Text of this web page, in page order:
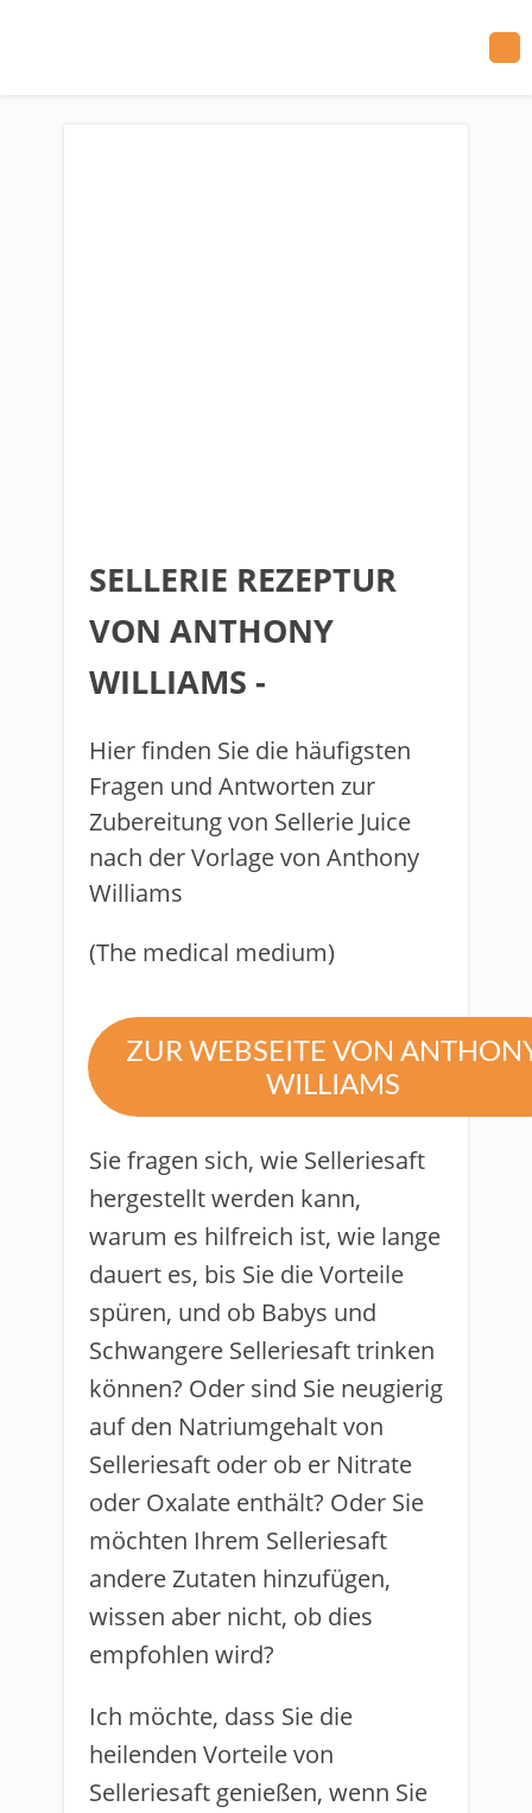
​SELLERIE REZEPTUR
VON ANTHONY
WILLIAMS -
Hier finden Sie die häufigsten
Fragen und Antworten zur
Zubereitungvon Sellerie Juice
nach der Vorlage von Anthony
Williams
(The medical medium)
ZUR WEBSEITE VON
WILLIAMS
​Sie fragen sich, wie Selleriesaft
hergestellt werden kann,
warum es hilfreich ist, wie lange
dauert es, bis Sie die Vorteile
spüren, und ob Babys und
Schwangere Selleriesaft trinken
können? Oder sind Sie neugierig
auf den Natriumgehalt von
Selleriesaft oder ob er Nitrate
oder Oxalate enthält? Oder Sie
möchten Ihrem Selleriesaft
andere Zutaten hinzufügen,
wissen aber nicht, ob dies
empfohlen wird?
Ich möchte, dass Sie die
heilenden Vorteile von
Selleriesaft genießen, wenn Sie